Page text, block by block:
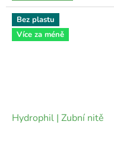
Bez plastu
Více za méně
Hydrophil | Zubní nitě